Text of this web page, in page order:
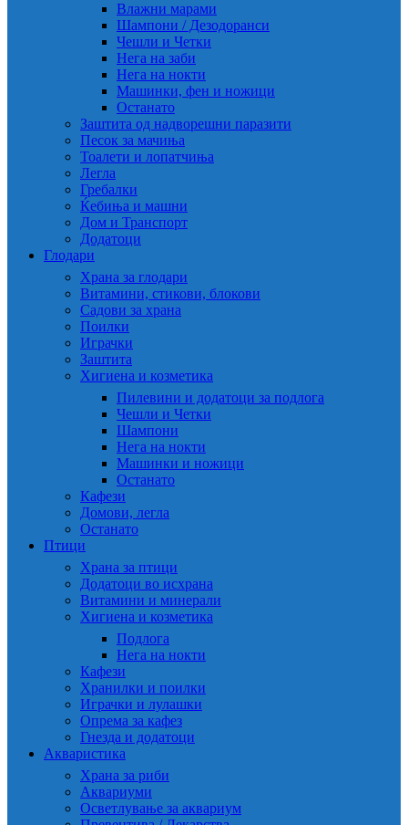
Влажни марами
Шампони / Дезодоранси
Чешли и Четки
Нега на заби
Нега на нокти
Машинки, фен и ножици
Останато
Заштита од надворешни паразити
Песок за мачиња
Тоалети и лопатчиња
Легла
Гребалки
Ќебиња и машни
Дом и Транспорт
Додатоци
Глодари
Храна за глодари
Витамини, стикови, блокови
Садови за храна
Поилки
Играчки
Заштита
Хигиена и козметика
Пилевини и додатоци за подлога
Чешли и Четки
Шампони
Нега на нокти
Машинки и ножици
Останато
Кафези
Домови, легла
Останато
Птици
Храна за птици
Додатоци во исхрана
Витамини и минерали
Хигиена и козметика
Подлога
Нега на нокти
Кафези
Хранилки и поилки
Играчки и лулашки
Опрема за кафез
Гнезда и додатоци
Акваристика
Храна за риби
Аквариуми
Осветлување за аквариум